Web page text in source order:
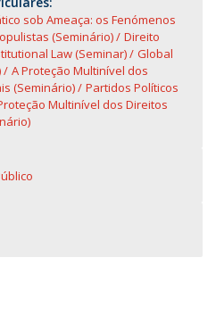
sob Ameaça: os Fenómenos
(Seminário)
Direito
Law (Seminar)
Global
A Proteção Multinível dos
(Seminário)
Partidos Políticos
Multinível dos Direitos